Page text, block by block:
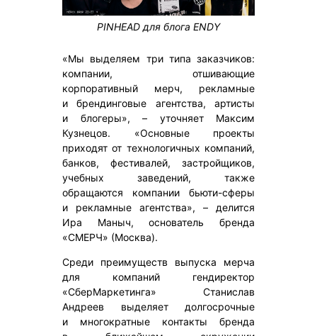
PINHEAD для блога ENDY
«Мы выделяем три типа заказчиков:
компании, отшивающие
корпоративный мерч, рекламные
и брендинговые агентства, артисты
и блогеры», – уточняет Максим
Кузнецов. «Основные проекты
приходят от технологичных компаний,
банков, фестивалей, застройщиков,
учебных заведений, также
обращаются компании бьюти-сферы
и рекламные агентства», – делится
Ира Маныч, основатель бренда
«СМЕРЧ» (Москва).
Среди преимуществ выпуска мерча
для компаний гендиректор
«СберМаркетинга» Станислав
Андреев выделяет долгосрочные
и многократные контакты бренда